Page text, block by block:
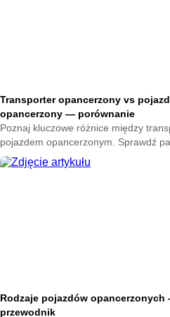
Transporter opancerzony vs pojazd
opancerzony — porównanie
Poznaj kluczowe różnice między
pojazdem opancerzonym. Sprawdź
przeznaczenie obu maszyn. Wybierz
rozwiązanie.
Rodzaje pojazdów
przewodnik